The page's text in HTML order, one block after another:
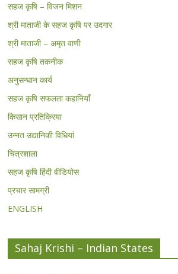
सहज कृषि – विजन मिशन
श्री माताजी के सहज कृषि पर उदगार
श्री माताजी – अमृत वाणी
सहज कृषि तकनीक
अनुसन्धान कार्य
सहज कृषि सफलता कहानियाँ
किसान प्रतिक्रिया
उन्नत उद्यानिकी विधियां
चित्रशाला
सहज कृषि हिंदी वीडियोस
प्रचार सामग्री
ENGLISH
Sahaj Krishi – Indian States